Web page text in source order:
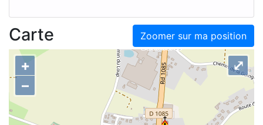
Zoomer sur ma position
Carte
+
–
⤢